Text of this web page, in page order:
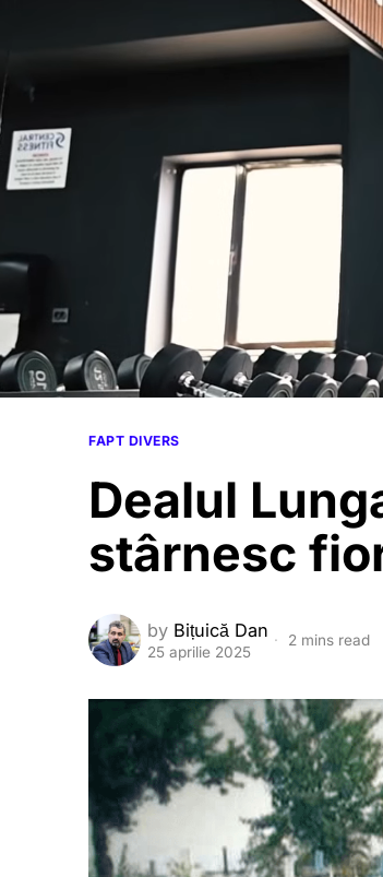
FAPT DIVERS
Dealul
stârnesc
by Bițuică Dan
25 aprilie 2025
2 mins read